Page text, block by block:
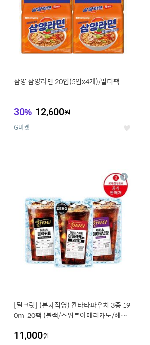
삼양 삼양라면 20입(5입x4개)/멀티팩
30% 12,600원
G마켓 좋
[딜크릿] (본사직영) 칸타타파우치 3종 19
0ml 20팩 (블랙/스위트아메리카노/헤이
11,000원
상
세